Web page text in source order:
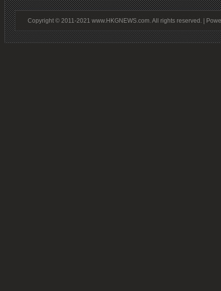
Copyright © 2011-2021 www.HKGNEWS.com. All rights reserved. |